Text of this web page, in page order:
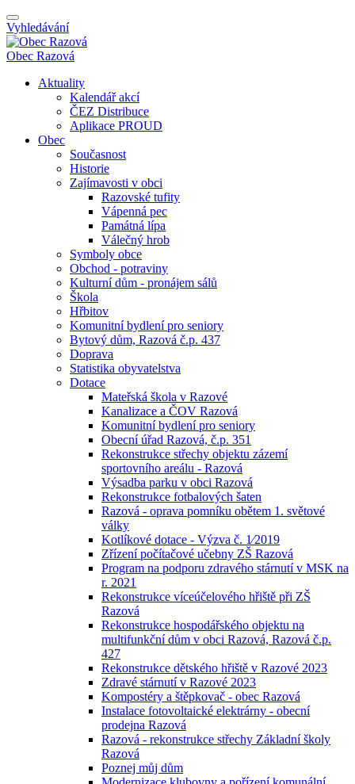
Vyhledávání
Obec Razová
Aktuality
Kalendář akcí
ČEZ Distribuce
Aplikace PROUD
Obec
Současnost
Historie
Zajímavosti v obci
Razovské tufity
Vápenná pec
Památná lípa
Válečný hrob
Symboly obce
Obchod - potraviny
Kulturní dům - pronájem sálů
Škola
Hřbitov
Komunitní bydlení pro seniory
Bytový dům, Razová č.p. 437
Doprava
Statistika obyvatelstva
Dotace
Mateřská škola v Razové
Kanalizace a ČOV Razová
Komunitní bydlení pro seniory
Obecní úřad Razová, č.p. 351
Rekonstrukce střechy objektu zázemí
sportovního areálu - Razová
Výsadba parku v obci Razová
Rekonstrukce fotbalových šaten
Razová - oprava pomníku obětem 1. světové
války
Kotlíkové dotace - Výzva č. 1⁄2019
Zřízení počítačové učebny ZŠ Razová
Program na podporu zdravého stárnutí v MSK na
r. 2021
Rekonstrukce víceúčelového hřiště při ZŠ
Razová
Rekonstrukce hospodářského objektu na
multifunkční dům v obci Razová, Razová č.p.
427
Rekonstrukce dětského hřiště v Razové 2023
Zdravé stárnutí v Razové 2023
Kompostéry a štěpkovač - obec Razová
Instalace fotovoltaické elektrárny - obecní
prodejna Razová
Razová - rekonstrukce střechy Základní školy
Razová
Poznej můj dům